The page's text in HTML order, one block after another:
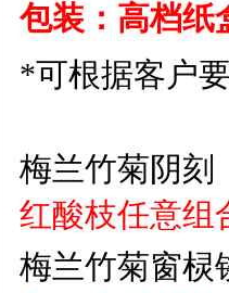
包装：高档纸
*可根据客户
梅兰竹菊阴刻
红酸枝任意组
梅兰竹菊窗棂